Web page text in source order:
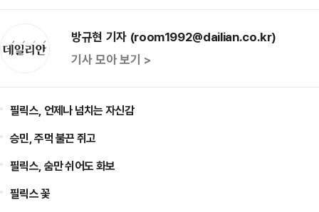
방규현 기자 (room1992@dailian.co.kr)
기사 모아 보기 >
필릭스, 언제나 넘치는 자신감
승민, 주먹 불끈 쥐고
필릭스, 숨만 쉬어도 화보
필릭스 꽃